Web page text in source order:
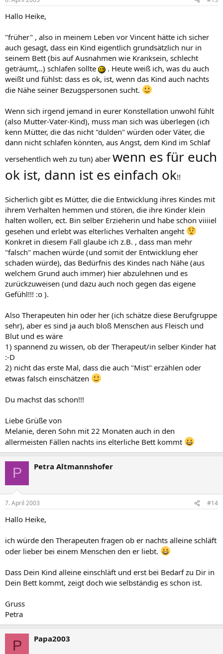
Hallo Heike,
"früher" , also in meinem Leben vor Vincent hätte ich sicher
auch gesagt, dass ein Kind eigentlich grundsätzlich nur in
seinem Bett (bis auf Ausnahmen wie Kranksein, schlecht
geträumt,..) schlafen sollte
. Heute weiß ich, was du auch
weißt und fühlst: dass es ok, ist, wenn das Kind auch nachts
die Nähe seiner Bezugspersonen sucht.
Wenn sich irgend jemand in eurer Konstellation unwohl fühlt
(also Mutter-Vater-Kind), muss man sich was überlegen (ich
kenn Mütter, die das nicht "dulden" würden oder Väter, die
dann nicht schlafen könnten, aus Angst, dem Kind im Schlaf
versehentlich weh zu tun) aber wenn es für euch
ok ist, dann ist es einfach ok!!
Sicherlich gibt es Mütter, die die Entwicklung ihres Kindes mit
ihrem Verhalten hemmen und stören, die ihre Kinder klein
halten wollen, ect. Bin selber Erzieherin und habe schon viiiiel
gesehen und erlebt was elterliches Verhalten angeht
Konkret in diesem Fall glaube ich z.B. , dass man mehr
"falsch" machen würde (und somit der Entwicklung eher
schaden würde), das Bedürfnis des Kindes nach Nähe (aus
welchem Grund auch immer) hier abzulehnen und es
zurückzuweisen (und dazu auch noch gegen das eigene
Gefühl!!! :o ).
Also Therapeuten hin oder her (ich schätze diese Berufgruppe
sehr), aber es sind ja auch bloß Menschen aus Fleisch und
Blut und es wäre
1) spannend zu wissen, ob der Therapeut/in selber Kinder hat
:-D
2) nicht das erste Mal, dass die auch "Mist" erzählen oder
etwas falsch einschätzen
Du machst das schon!!!
Liebe Grüße von
Melanie, deren Sohn mit 22 Monaten auch in den
allermeisten Fällen nachts ins elterliche Bett kommt
P Petra Altmannshofer
7. April 2003 #14
Hallo Heike,
ich würde den Therapeuten fragen ob er nachts alleine schläft
oder lieber bei einem Menschen den er liebt.
Dass Dein Kind alleine einschläft und erst bei Bedarf zu Dir in
Dein Bett kommt, zeigt doch wie selbständig es schon ist.
Gruss
Petra
P Papa2003